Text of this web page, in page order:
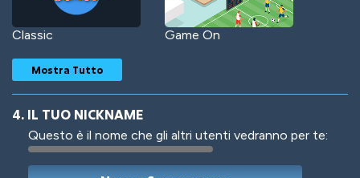
Classic Game On
Woof Jungle Cats
Mostra Tutto
4. IL TUO NICKNAME
Questo è il nome che gli altri utenti vedranno per te: